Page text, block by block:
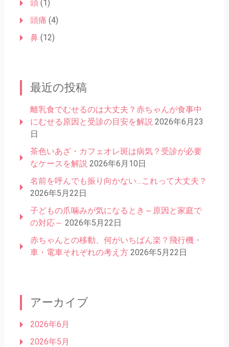
頭(1)
頭痛 (4)
鼻(12)
最近の投稿
離乳食でむせるのは大丈夫？赤ちゃんが食事中
にむせる原因と受診の目安を解説 2026年6月23
日
茶色いあざ・カフェオレ斑は病気？受診が必要
なケースを解説 2026年6月10日
名前を呼んでも振り向かない…これって大丈夫？
2026年5月22日
子どもの爪噛みが気になるとき～原因と家庭で
の対応～ 2026年5月22日
赤ちゃんとの移動、何がいちばん楽？飛行機・
車・電車それぞれの考え方 2026年5月22日
アーカイブ
2026年6月
2026年5月